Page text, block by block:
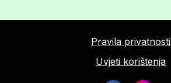
Pravila privatnosti
Uvjeti korištenja